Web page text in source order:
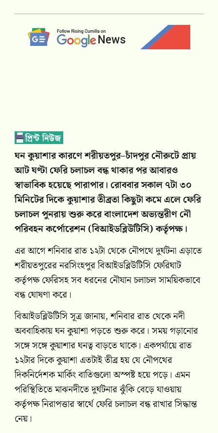
ঘন কুয়াশার কারণে শরীয়তপুর–চাঁদপুর নৌরুটে প্রায়
আট ঘণ্টা ফেরি চলাচল বন্ধ থাকার পর আবারও
স্বাভাবিক হয়েছে পারাপার। রোববার সকাল ৭টা ৩০
মিনিটের দিকে কুয়াশার তীব্রতা কিছুটা কমে এলে ফেরি
চলাচল পুনরায় শুরু করে বাংলাদেশ অভ্যন্তরীণ নৌ
পরিবহন কর্পোরেশন (বিআইডব্লিউটিসি) কর্তৃপক্ষ।
এর আগে শনিবার রাত ১২টা থেকে নৌপথে দুর্ঘটনা এড়াতে
শরীয়তপুরের নরসিংহপুর বিআইডব্লিউটিসি ফেরিঘাট
কর্তৃপক্ষ ফেরিসহ সব ধরনের নৌযান চলাচল সাময়িকভাবে
বন্ধ ঘোষণা করে।
বিআইডব্লিউটিসি সূত্র জানায়, শনিবার রাত থেকে নদী
অববাহিকায় ঘন কুয়াশা পড়তে শুরু করে। সময় গড়ানোর
সঙ্গে সঙ্গে কুয়াশার ঘনত্ব বাড়তে থাকে। একপর্যায়ে রাত
১২টার দিকে কুয়াশা এতটাই তীব্র হয় যে নৌপথের
দিকনির্দেশক মার্কিং বাতিগুলো অস্পষ্ট হয়ে পড়ে। এমন
পরিস্থিতিতে মাঝনদীতে দুর্ঘটনার ঝুঁকি বেড়ে যাওয়ায়
কর্তৃপক্ষ নিরাপত্তার স্বার্থে ফেরি চলাচল বন্ধ রাখার সিদ্ধান্ত
নেয়।